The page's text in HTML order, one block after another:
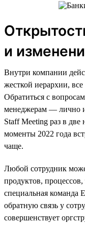
и
Внутри компании
жесткой иерархии,
Обратиться с
менеджерам — лично
Staff Meeting раз в
моменты 2022 года
чаще.
Любой сотрудник
продуктов, процессов,
специальная команда
обратную связь у
совершенствует